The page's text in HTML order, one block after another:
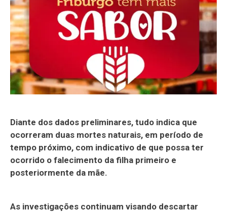
Diante dos dados preliminares, tudo indica que
ocorreram duas mortes naturais, em período de
tempo próximo, com indicativo de que possa ter
ocorrido o falecimento da filha primeiro e
posteriormente da mãe.
As investigações continuam visando descartar